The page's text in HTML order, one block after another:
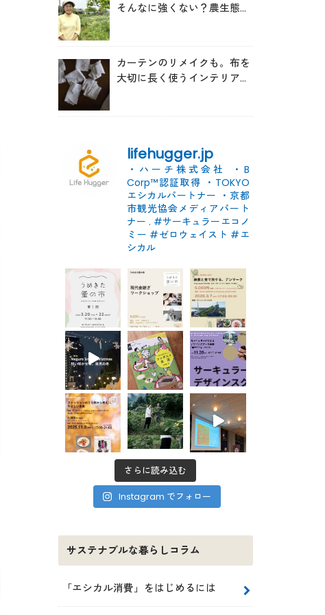
そんなに強くない？農生態系
カーテンのリメイクも。布を
大切に長く使うインテリアの
lifehugger.jp
・ハーチ株式会社
・B
Corp™認証取得 ・TOKYO
エシカルパートナー ・京都
市観光協会メディアパート
ナー . #サーキュラーエコノ
ミー #ゼロウェイスト #エ
シカル
さらに読み込む
Instagram でフォロー
サステナブルな暮らしコラム
「エシカル消費」をはじめるには